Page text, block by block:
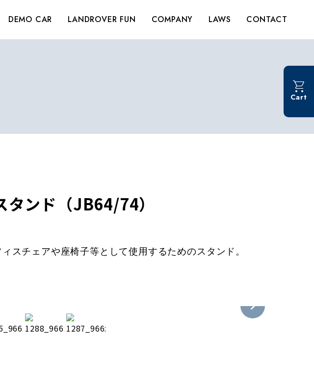
DEMO CAR LANDROVER FUN COMPANY LAWS CONTACT
タンド（JB64/74）
スチェアや座椅子等として使用するためのスタンド。
Cart